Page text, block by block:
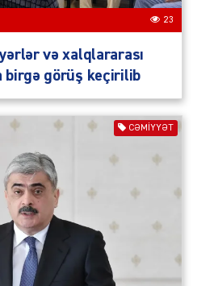
23
və xalqlararası
birgə görüş keçirilib
CƏMIYYƏT